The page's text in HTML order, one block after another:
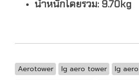
น้ำหนักโดยรวม: 9.70kg
Aerotower lg aero tower
lg